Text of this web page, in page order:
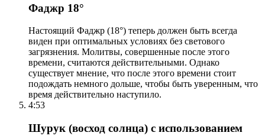
Фаджр 18°
Настоящий Фаджр (18°) теперь должен быть всегда
виден при оптимальных условиях без светового
загрязнения. Молитвы, совершенные после этого
времени, считаются действительными. Однако
существует мнение, что после этого времени стоит
подождать немного дольше, чтобы быть уверенным, что
время действительно наступило.
4:53
Шурук (восход солнца) с использованием